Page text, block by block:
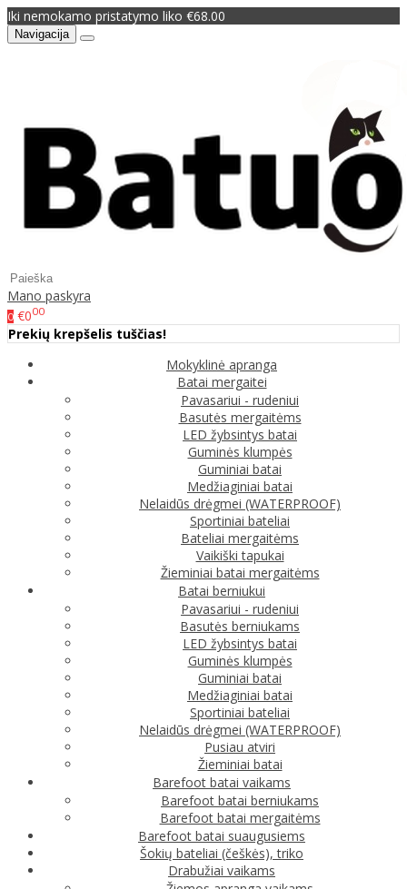
Iki nemokamo pristatymo liko €68.00
Navigacija
Mano paskyra
0 €000
Prekių krepšelis tuščias!
Mokyklinė apranga
Batai mergaitei
Pavasariui - rudeniui
Basutės mergaitėms
LED žybsintys batai
Guminės klumpės
Guminiai batai
Medžiaginiai batai
Nelaidūs drėgmei (WATERPROOF)
Sportiniai bateliai
Bateliai mergaitėms
Vaikiški tapukai
Žieminiai batai mergaitėms
Batai berniukui
Pavasariui - rudeniui
Basutės berniukams
LED žybsintys batai
Guminės klumpės
Guminiai batai
Medžiaginiai batai
Sportiniai bateliai
Nelaidūs drėgmei (WATERPROOF)
Pusiau atviri
Žieminiai batai
Barefoot batai vaikams
Barefoot batai berniukams
Barefoot batai mergaitėms
Barefoot batai suaugusiems
Šokių bateliai (češkės), triko
Drabužiai vaikams